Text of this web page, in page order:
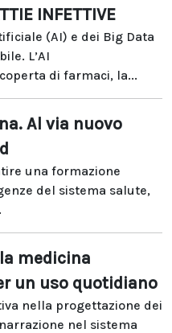
INFETTIVE
(AI) e dei Big Data
L’AI
di farmaci, la...
Al via nuovo
una formazione
del sistema salute,
medicina
un uso quotidiano
nella progettazione dei
nel sistema